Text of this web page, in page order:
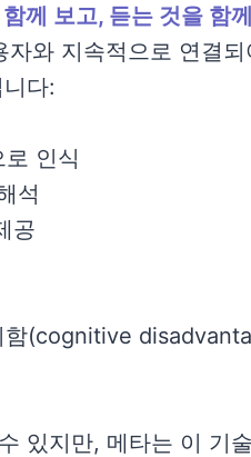
께 보고, 듣는 것을 함
와 지속적으로 연결
다:
인식
석
공
함(cognitive
있지만, 메타는 이 기